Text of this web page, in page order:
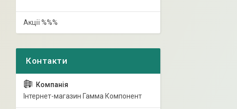
Акції %%%
Інтернет-магазин Гамма Компонент